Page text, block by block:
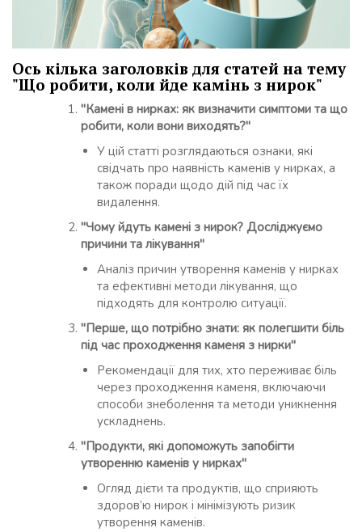
Ось кілька заголовків для статей на тему
"Що робити, коли йде камінь з нирок"
"Камені в нирках: як визначити симптоми та що
робити, коли вони виходять?"
У цій статті розглядаються ознаки, які
свідчать про наявність каменів у нирках, а
також поради щодо дій під час їх
видалення.
"Чому йдуть камені з нирок? Досліджуємо
причини та лікування"
Аналіз причин утворення каменів у нирках
та ефективні методи лікування, що
підходять для контролю ситуації.
"Перше, що потрібно знати: як полегшити біль
під час проходження каменя з нирки"
Рекомендації для тих, хто переживає біль
через проходження каменя, включаючи
способи знеболення та методи уникнення
ускладнень.
"Продукти, які допоможуть запобігти
утворенню каменів у нирках"
Огляд дієти та продуктів, що сприяють
здоров’ю нирок і мінімізують ризик
утворення каменів.